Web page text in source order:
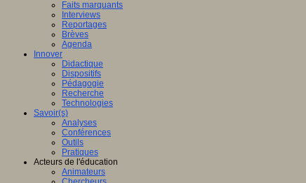
Faits marquants
Interviews
Reportages
Brèves
Agenda
Innover
Didactique
Dispositifs
Pédagogie
Recherche
Technologies
Savoir(s)
Analyses
Conférences
Outils
Pratiques
Acteurs de l'éducation
Animateurs